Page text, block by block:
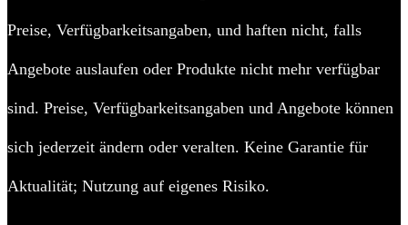
Preise, Verfügbarkeitsangaben, und haften nicht, falls
Angebote auslaufen oder Produkte nicht mehr verfügbar
sind. Preise, Verfügbarkeitsangaben und Angebote können
sich jederzeit ändern oder veralten. Keine Garantie für
Aktualität; Nutzung auf eigenes Risiko.